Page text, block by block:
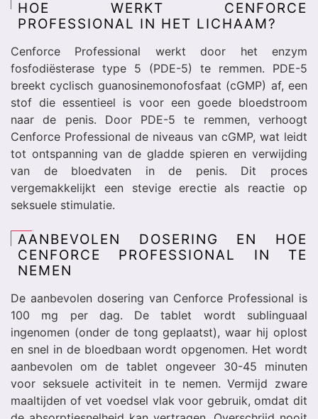
HOE WERKT CENFORCE
PROFESSIONAL IN HET LICHAAM?
Cenforce Professional werkt door het enzym
fosfodiësterase type 5 (PDE-5) te remmen. PDE-5
breekt cyclisch guanosinemonofosfaat (cGMP) af, een
stof die essentieel is voor een goede bloedstroom
naar de penis. Door PDE-5 te remmen, verhoogt
Cenforce Professional de niveaus van cGMP, wat leidt
tot ontspanning van de gladde spieren en verwijding
van de bloedvaten in de penis. Dit proces
vergemakkelijkt een stevige erectie als reactie op
seksuele stimulatie.
AANBEVOLEN DOSERING EN HOE
CENFORCE PROFESSIONAL IN TE
NEMEN
De aanbevolen dosering van Cenforce Professional is
100 mg per dag. De tablet wordt sublinguaal
ingenomen (onder de tong geplaatst), waar hij oplost
en snel in de bloedbaan wordt opgenomen. Het wordt
aanbevolen om de tablet ongeveer 30-45 minuten
voor seksuele activiteit in te nemen. Vermijd zware
maaltijden of vet voedsel vlak voor gebruik, omdat dit